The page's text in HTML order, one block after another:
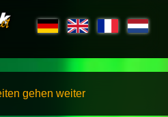
gehen weiter